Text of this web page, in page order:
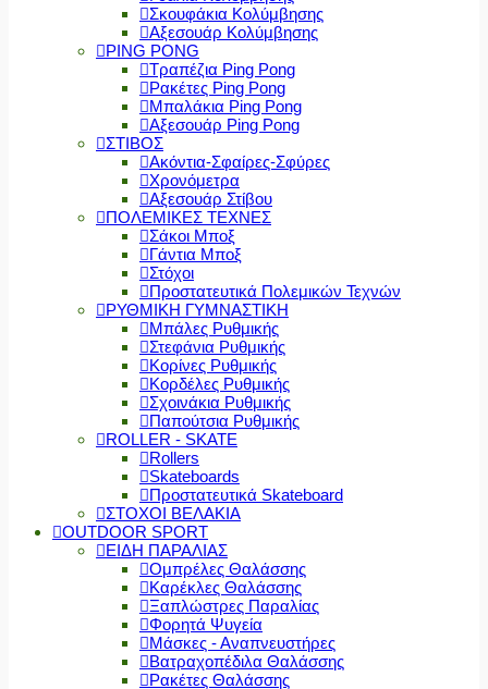
Σκουφάκια Κολύμβησης
Αξεσουάρ Κολύμβησης
PING PONG
Τραπέζια Ping Pong
Ρακέτες Ping Pong
Μπαλάκια Ping Pong
Αξεσουάρ Ping Pong
ΣΤΙΒΟΣ
Ακόντια-Σφαίρες-Σφύρες
Χρονόμετρα
Αξεσουάρ Στίβου
ΠΟΛΕΜΙΚΕΣ ΤΕΧΝΕΣ
Σάκοι Μποξ
Γάντια Μποξ
Στόχοι
Προστατευτικά Πολεμικών Τεχνών
ΡΥΘΜΙΚΗ ΓΥΜΝΑΣΤΙΚΗ
Μπάλες Ρυθμικής
Στεφάνια Ρυθμικής
Κορίνες Ρυθμικής
Κορδέλες Ρυθμικής
Σχοινάκια Ρυθμικής
Παπούτσια Ρυθμικής
ROLLER - SKATE
Rollers
Skateboards
Προστατευτικά Skateboard
ΣΤΟΧΟΙ ΒΕΛΑΚΙΑ
OUTDOOR SPORT
ΕΙΔΗ ΠΑΡΑΛΙΑΣ
Ομπρέλες Θαλάσσης
Καρέκλες Θαλάσσης
Ξαπλώστρες Παραλίας
Φορητά Ψυγεία
Μάσκες - Αναπνευστήρες
Βατραχοπέδιλα Θαλάσσης
Ρακέτες Θαλάσσης